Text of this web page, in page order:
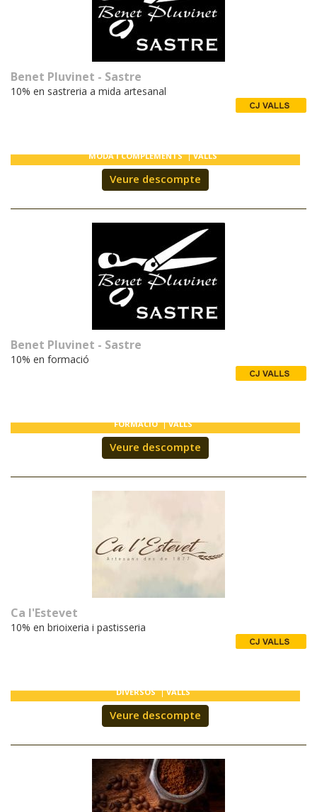
Benet Pluvinet - Sastre
10% en sastreria a mida artesanal
MODA I COMPLEMENTS VALLS
Veure descompte
Benet Pluvinet - Sastre
10% en formació
FORMACIÓ VALLS
Veure descompte
Ca l'Estevet
10% en brioixeria i pastisseria
DIVERSOS VALLS
Veure descompte